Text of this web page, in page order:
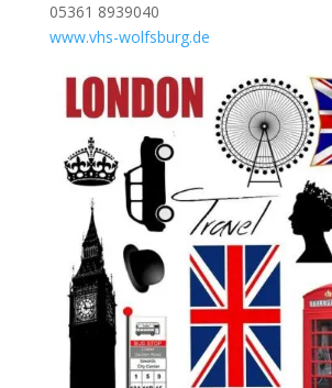
05361 8939040
www.vhs-wolfsburg.de